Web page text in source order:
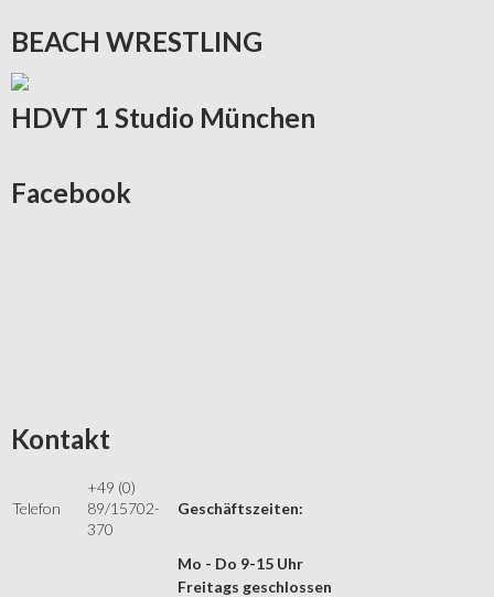
BEACH WRESTLING
HDVT 1 Studio München
Facebook
Kontakt
Telefon
+49 (0)
89/15702-
370
Geschäftszeiten:
Mo - Do 9-15 Uhr
Freitags geschlossen